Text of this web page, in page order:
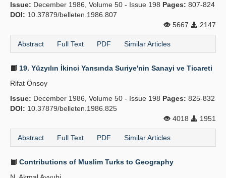
Issue: December 1986, Volume 50 - Issue 198 Pages: 807-824
DOI: 10.37879/belleten.1986.807
5667
2147
Abstract Full Text PDF Similar Articles
19. Yüzyılın İkinci Yarısında Suriye'nin Sanayi ve Ticareti
Rifat Önsoy
Issue: December 1986, Volume 50 - Issue 198 Pages: 825-832
DOI: 10.37879/belleten.1986.825
4018
1951
Abstract Full Text PDF Similar Articles
Contributions of Muslim Turks to Geography